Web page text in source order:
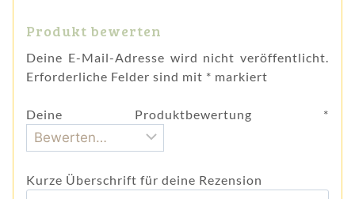
Produkt bewerten
Deine E-Mail-Adresse wird nicht veröffentlicht.
Erforderliche Felder sind mit * markiert
Deine Produktbewertung *
Kurze Überschrift für deine Rezension